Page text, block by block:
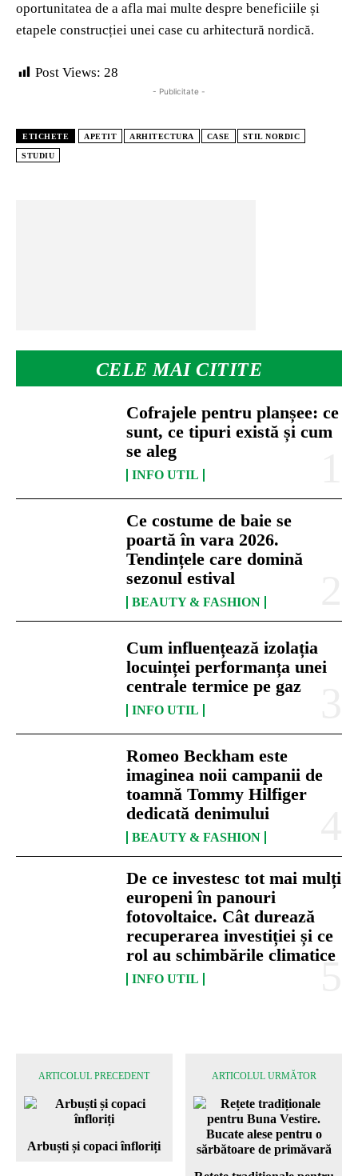
CELE MAI CITITE
Cofrajele pentru planșee: ce
sunt, ce tipuri există și cum
se aleg
INFO UTIL
Ce costume de baie se
poartă în vara 2026.
Tendințele care domină
sezonul estival
BEAUTY & FASHION
Cum influențează izolația
locuinței performanța unei
centrale termice pe gaz
INFO UTIL
Romeo Beckham este
imaginea noii campanii de
toamnă Tommy Hilfiger
dedicată denimului
BEAUTY & FASHION
De ce investesc tot mai mulți
europeni în panouri
fotovoltaice. Cât durează
recuperarea investiției și ce
rol au schimbările climatice
INFO UTIL
oportunitatea de a afla mai multe despre beneficiile și
etapele construcției unei case cu arhitectură nordică.
Post Views: 28
- Publicitate -
ETICHETE APETIT ARHITECTURA CASE STIL NORDIC
STUDIU
ARTICOLUL PRECEDENT
Arbuști și copaci înfloriți
ARTICOLUL URMĂTOR